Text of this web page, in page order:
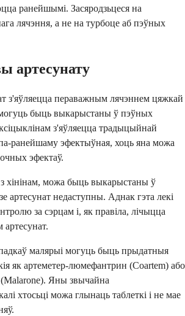
ранейшымі. Засяродзьцеся на
лячэння, а не на турбоце аб пэўных
артесунату
з'яўляецца пераважным лячэннем цяжкай
быць выкарыстаны ў пэўных
з'яўляецца традыцыйнай
ранейшаму эфектыўная, хоць яна можа
эфектаў.
з хінінам, можа быць выкарыстаны ў
артесунат недаступны. Аднак гэта лекі
за сэрцам і, як правіла, лічыцца
малярыі могуць быць прыдатныя
як артеметер-люмефантрин (Coartem) або
(Malarone). Яны звычайна
хтосьці можа глынаць таблеткі і не мае